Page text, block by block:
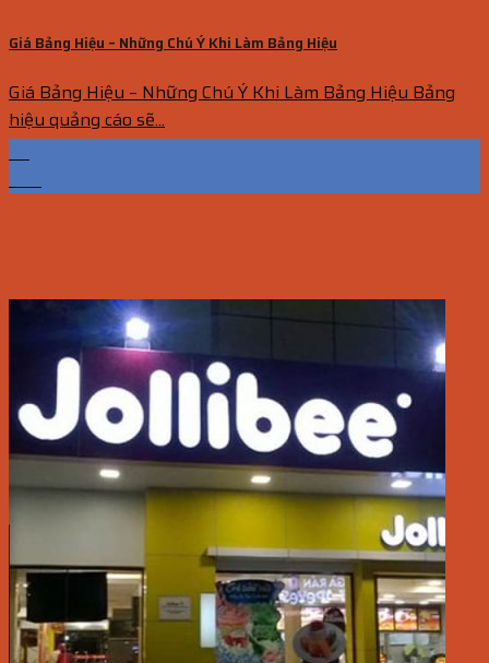
Giá Bảng Hiệu – Những Chú Ý Khi Làm Bảng Hiệu
Giá Bảng Hiệu – Những Chú Ý Khi Làm Bảng Hiệu Bảng
hiệu quảng cáo sẽ...
25
Th6